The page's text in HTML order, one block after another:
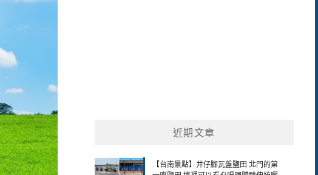
近期文章
【台南景點】井仔腳瓦盤鹽田 北門的第